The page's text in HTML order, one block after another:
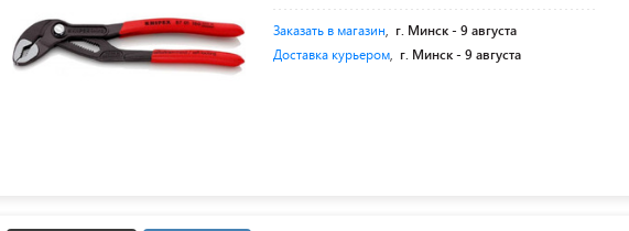
Заказать в магазин, г. Минск -9 августа
Доставка курьером, г. Минск -9 августа